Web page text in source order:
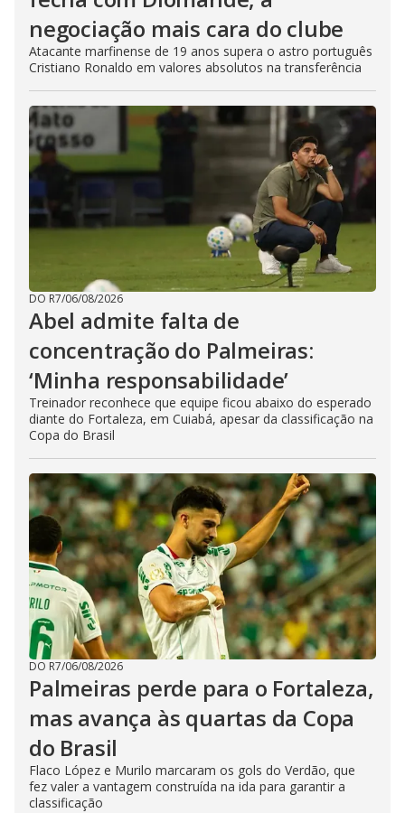
negociação mais cara do clube
Atacante marfinense de 19 anos supera o astro português
Cristiano Ronaldo em valores absolutos na transferência
DO R7/06/08/2026
Abel admite falta de
concentração do Palmeiras:
‘Minha responsabilidade’
Treinador reconhece que equipe ficou abaixo do esperado
diante do Fortaleza, em Cuiabá, apesar da classificação na
Copa do Brasil
DO R7/06/08/2026
Palmeiras perde para o Fortaleza,
mas avança às quartas da Copa
do Brasil
Flaco López e Murilo marcaram os gols do Verdão, que
fez valer a vantagem construída na ida para garantir a
classificação